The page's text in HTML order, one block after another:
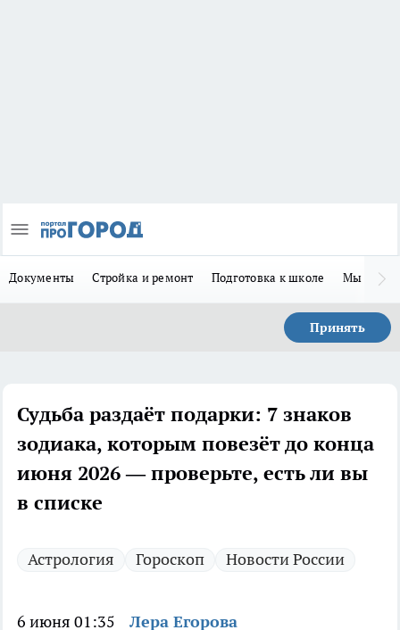
Документы Стройка и ремонт Подготовка к школе Мы в MAX
Принять
Судьба раздаёт подарки: 7 знаков
зодиака, которым повезёт до конца
июня 2026 — проверьте, есть ли вы
в списке
Астрология Гороскоп Новости России
6 июня 01:35 Лера Егорова